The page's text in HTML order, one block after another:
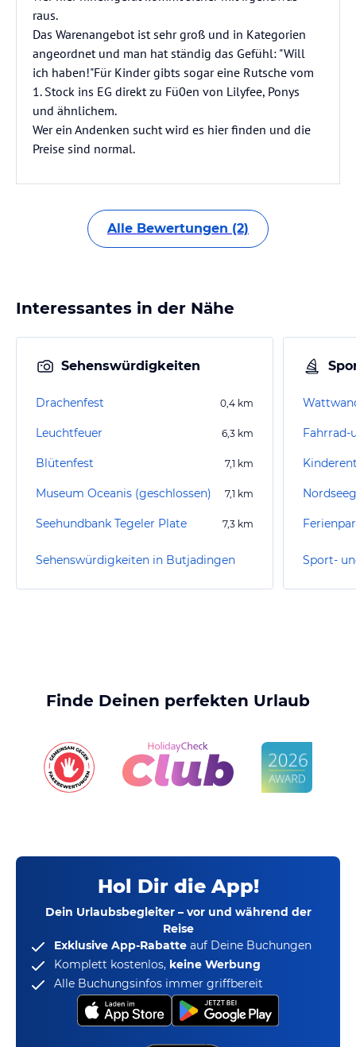
raus.
Das Warenangebot ist sehr groß und in Kategorien
angeordnet und man hat ständig das Gefühl: "Will
ich haben!"Für Kinder gibts sogar eine Rutsche vom
1. Stock ins EG direkt zu Fü0en von Lilyfee, Ponys
und ähnlichem.
Wer ein Andenken sucht wird es hier finden und die
Preise sind normal.
Alle Bewertungen (2)
Interessantes in der Nähe
Sehenswürdigkeiten
Drachenfest 0,4 km
Leuchtfeuer 6,3 km
Blütenfest 7,1 km
Museum Oceanis (geschlossen) 7,1 km
Seehundbank Tegeler Plate 7,3 km
Sehenswürdigkeiten in Butjadingen
Finde Deinen perfekten Urlaub
Hol Dir die App!
Dein Urlaubsbegleiter – vor und während der
Reise
Exklusive App-Rabatte auf Deine Buchungen
Komplett kostenlos, keine Werbung
Alle Buchungsinfos immer griffbereit